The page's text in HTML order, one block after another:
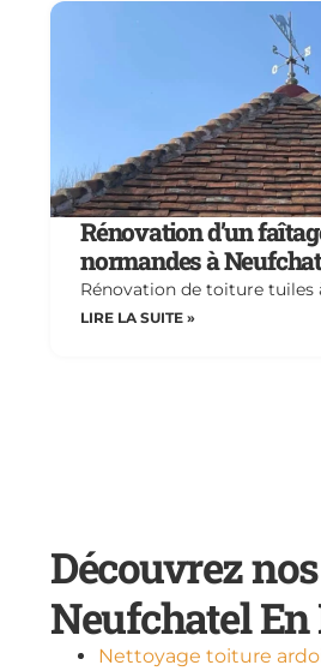
Rénovation d’un
normandes à
Rénovation de toiture tuiles
LIRE LA SUITE »
Découvrez
Neufchatel
Nettoyage toiture